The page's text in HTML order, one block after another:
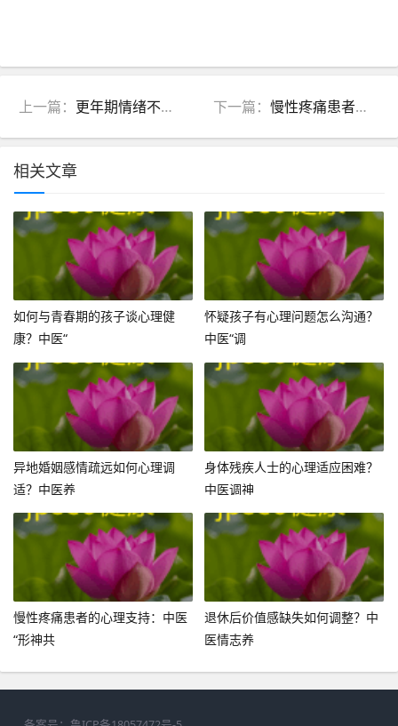
上一篇： 更年期情绪不稳如何调理？中医专业指导与养心疏肝方案 下一篇：慢性疼痛患者的心理支持：中医“形神共调”方案助您走出困境
相关文章
如何与青春期的孩子谈心理健
康？中医“
怀疑孩子有心理问题怎么沟通？
中医“调
异地婚姻感情疏远如何心理调
适？中医养
身体残疾人士的心理适应困难？
中医调神
慢性疼痛患者的心理支持：中医
“形神共
退休后价值感缺失如何调整？中
医情志养